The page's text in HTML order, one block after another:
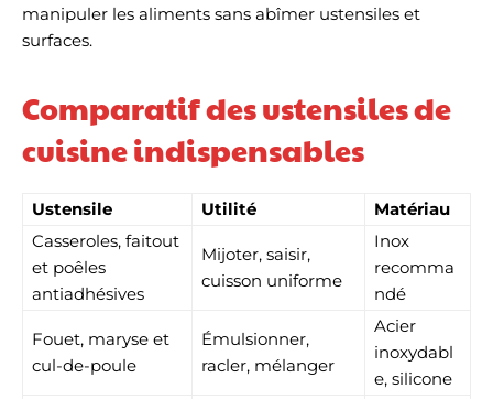
manipuler les aliments sans abîmer ustensiles et
surfaces.
Comparatif des ustensiles de
cuisine indispensables
Ustensile Utilité
Matériau
Casseroles, faitout
et poêles
antiadhésives
Mijoter, saisir,
cuisson uniforme
Inox
recomma
ndé
Fouet, maryse et
cul-de-poule
Émulsionner,
racler, mélanger
Acier
inoxydabl
e, silicone